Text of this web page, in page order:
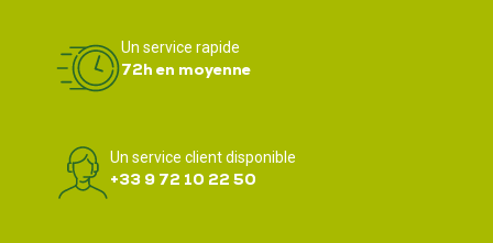
Un service rapide
72h en moyenne
Un service client disponible
+33 9 72 10 22 50